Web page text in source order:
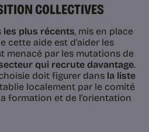
COLLECTIVES
les plus récents, mis en place
cette aide est d’aider les
menacé par les mutations de
qui recrute davantage.
doit figurer dans la liste
localement par le comité
formation et de l’orientation